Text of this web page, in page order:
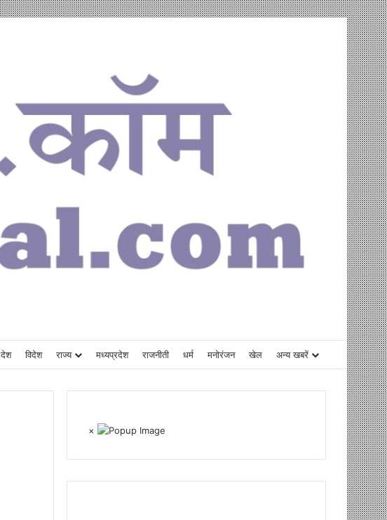
देश विदेश राज्य मध्यप्रदेश राजनीती धर्म मनोरंजन खेल अन्य खबरें
×